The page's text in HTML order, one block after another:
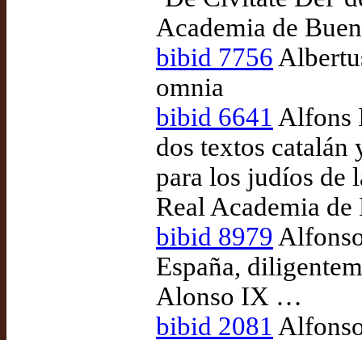
Academia de
bibid 7756
omnia
bibid 6641 Alfons
dos textos catalán
para los judíos de
Real Academia
bibid 8979
España,
Alonso IX …
bibid 2081